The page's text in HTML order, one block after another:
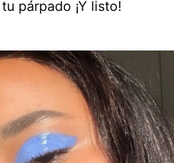
párpado ¡Y listo!